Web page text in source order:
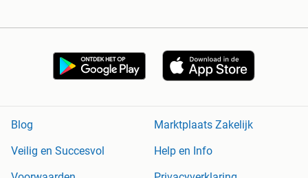
Blog
Marktplaats Zakelijk
Veilig en Succesvol
Help en Info